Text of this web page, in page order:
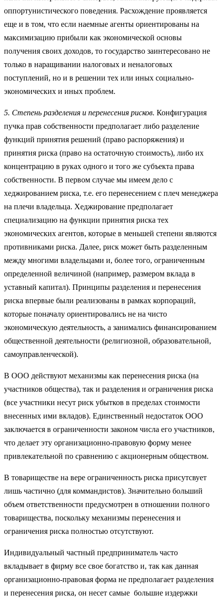
оппортунистического поведения. Расхождение проявляется
еще и в том, что если наемные агенты ориентированы на
максимизацию прибыли как экономической основы
получения своих доходов, то государство заинтересовано не
только в наращивании налоговых и неналоговых
поступлений, но и в решении тех или иных социально-
экономических и иных проблем.
5. Степень разделения и перенесения рисков. Конфигурация
пучка прав собственности предполагает либо разделение
функций принятия решений (право распоряжения) и
принятия риска (право на остаточную стоимость), либо их
концентрацию в руках одного и того же субъекта права
собственности. В первом случае мы имеем дело с
хеджированием риска, т.е. его перенесением с плеч менеджера
на плечи владельца. Хеджирование предполагает
специализацию на функции принятия риска тех
экономических агентов, которые в меньшей степени являются
противниками риска. Далее, риск может быть разделенным
между многими владельцами и, более того, ограниченным
определенной величиной (например, размером вклада в
уставный капитал). Принципы разделения и перенесения
риска впервые были реализованы в рамках корпораций,
которые поначалу ориентировались не на чисто
экономическую деятельность, а занимались финансированием
общественной деятельности (религиозной, образовательной,
самоуправленческой).
В ООО действуют механизмы как перенесения риска (на
участников общества), так и разделения и ограничения риска
(все участники несут риск убытков в пределах стоимости
внесенных ими вкладов). Единственный недостаток ООО
заключается в ограниченности законом числа его участников,
что делает эту организационно-правовую форму менее
привлекательной по сравнению с акционерным обществом.
В товариществе на вере ограниченность риска присутсвует
лишь частично (для коммандистов). Значительно больший
объем ответственности предусмотрен в отношении полного
товарищества, поскольку механизмы перенесения и
ограничения риска полностью отсутствуют.
Индивидуальный частный предприниматель часто
вкладывает в фирму все свое богатство и, так как данная
организационно-правовая форма не предполагает разделения
и перенесения риска, он несет самые большие издержки